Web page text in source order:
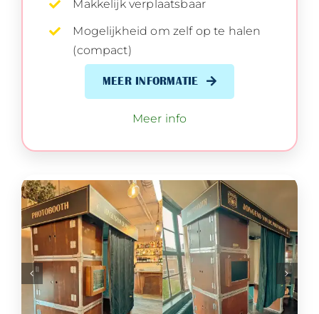
Makkelijk verplaatsbaar
Mogelijkheid om zelf op te halen
(compact)
MEER INFORMATIE
Meer info